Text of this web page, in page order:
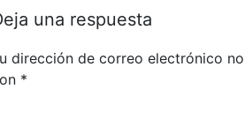
una respuesta
dirección de correo electrónico
*